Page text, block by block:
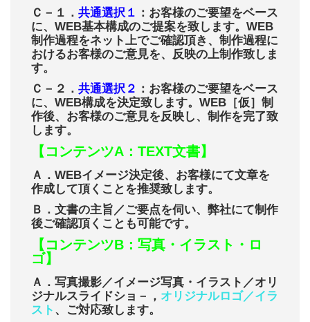
Ｃ－１． 共通選択１ ：お客様のご要望をベース
に、WEB基本構成のご提案を致します。WEB
制作過程をネット上でご確認頂き、制作過程に
おけるお客様のご意見を、反映の上制作致しま
す。
Ｃ－２． 共通選択２ ：お客様のご要望をベース
に、WEB構成を決定致します。WEB［仮］制
作後、お客様のご意見を反映し、制作を完了致
します。
【コンテンツA：TEXT文書】
Ａ．WEBイメージ決定後、お客様にて文章を
作成して頂くことを推奨致します。
Ｂ．文書の主旨／ご要点を伺い、弊社にて制作
後ご確認頂くことも可能です。
【コンテンツB：写真・イラスト・ロ
ゴ】
Ａ．写真撮影／イメージ写真・イラスト／オリ
ジナルスライドショ－， オリジナルロゴ／イラ
スト 、ご対応致します。